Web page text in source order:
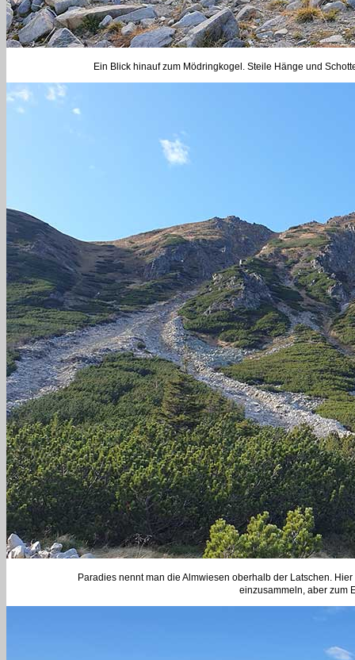
Ein Blick hinauf zum Mödringkogel. Steile Hänge und
Paradies nennt man die Almwiesen oberhalb der Latschen.
einzusammeln, aber zum